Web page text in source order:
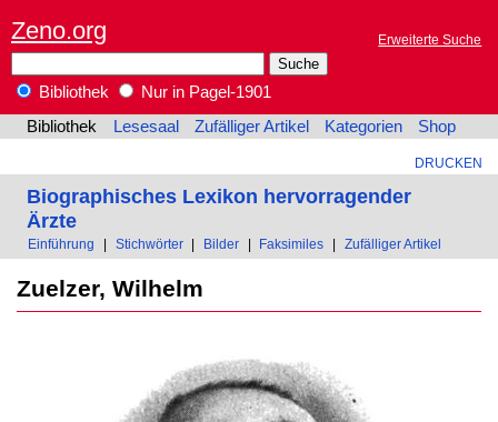
Zeno.org Erweiterte Suche
Bibliothek
Nur in Pagel-1901
Bibliothek
Lesesaal Zufälliger Artikel Kategorien Shop
DRUCKEN
Biographisches Lexikon hervorragender
Ärzte
Einführung Stichwörter Bilder Faksimiles Zufälliger Artikel
Zuelzer, Wilhelm